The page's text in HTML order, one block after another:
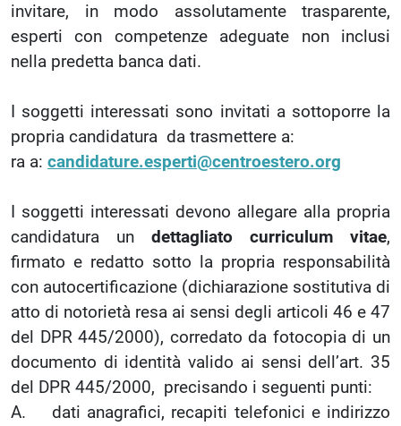
invitare, in modo assolutamente trasparente,
esperti con competenze adeguate non inclusi
nella predetta banca dati.
I soggetti interessati sono invitati a sottoporre la
propria candidatura da trasmettere a:
ra a: candidature.esperti@centroestero.org
I soggetti interessati devono allegare alla propria
candidatura un dettagliato curriculum vitae,
firmato e redatto sotto la propria responsabilità
con autocertificazione (dichiarazione sostitutiva di
atto di notorietà resa ai sensi degli articoli 46 e 47
del DPR 445/2000), corredato da fotocopia di un
documento di identità valido ai sensi dell’art. 35
del DPR 445/2000, precisando i seguenti punti:
A. dati anagrafici, recapiti telefonici e indirizzo